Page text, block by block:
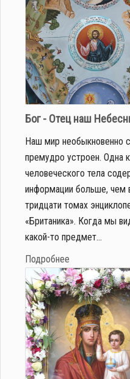
Бог - Отец наш
Наш мир необыкновенно
премудро устроен. Одна
человеческого тела
информации больше, чем
тридцати томах
«Британика». Когда мы
какой-то предмет...
Подробнее